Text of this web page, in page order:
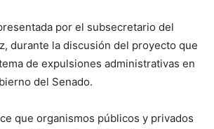
por el subsecretario del
durante la discusión del proyecto que
de expulsiones administrativas en
del Senado.
que organismos públicos y privados